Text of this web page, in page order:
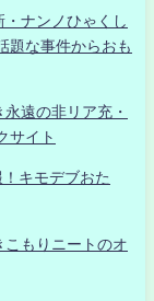
ナンノひゃくし
題な事件からおも
遠の非リア充・
サイト
キモデブおた
もりニートのオ